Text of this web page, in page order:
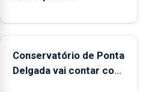
Conservatório de Ponta
Delgada vai contar com